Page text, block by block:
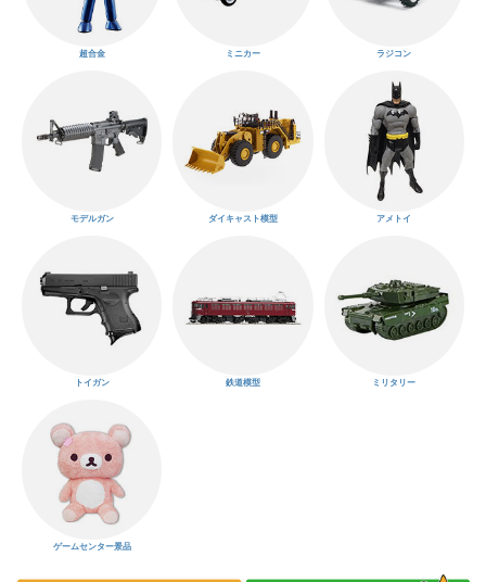
超合金 ミニカー ラジコン
モデルガン ダイキャスト模型 アメトイ
トイガン 鉄道模型 ミリタリー
ゲームセンター景品